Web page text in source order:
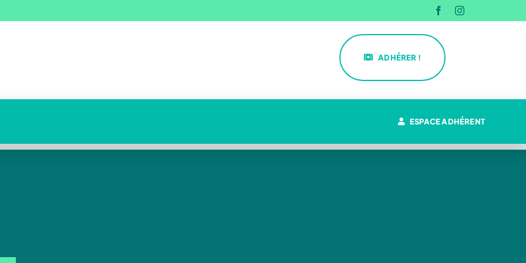
ADHÉRER !
ESPACE ADHÉRENT